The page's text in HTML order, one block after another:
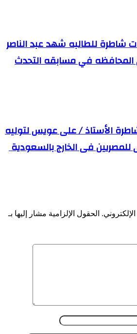
شاطرة للطالبه شهد عبد الناصر
في مسابقه التحدث
الأستاذ / على عويس لتوليه
للمصريين فى الخارج بالسعودية
الحقول الإلزامية مشار إليها بـ